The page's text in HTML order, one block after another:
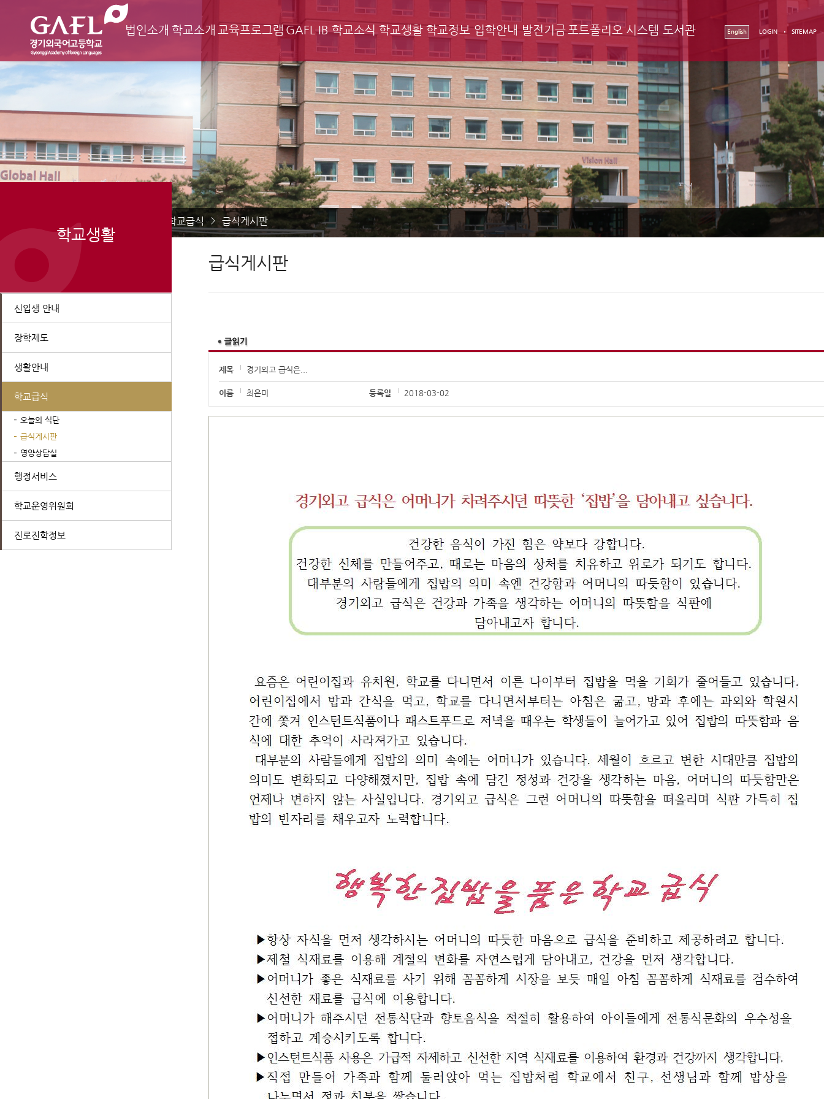
English LOGIN SITEMAP
법인소개 학교소개 교육프로그램 GAFL IB 학교소식 학교생활 학교정보 입학안내 발전기금포트폴리오 시스템 도서관
Home 학교급식 > 급식게시판
학교생활
신입생 안내
장학제도
생활안내
학교급식
오늘의 식단
급식게시판
영양상담실
행정서비스
학교운영위원회
진로진학정보
급식게시판
제목 경기외고 급식은...
이름 최은미 등록일 2018-03-02